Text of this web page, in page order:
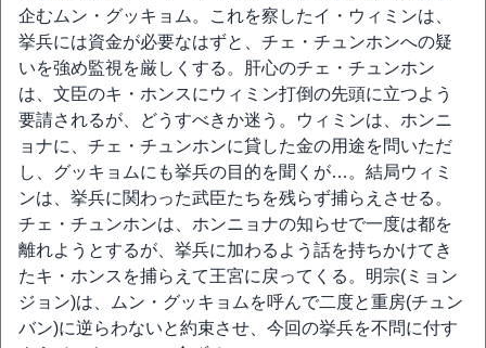
企むムン・グッキョム。これを察したイ・ウィミンは、
挙兵には資金が必要なはずと、チェ・チュンホンへの疑
いを強め監視を厳しくする。肝心のチェ・チュンホン
は、文臣のキ・ホンスにウィミン打倒の先頭に立つよう
要請されるが、どうすべきか迷う。ウィミンは、ホンニ
ョナに、チェ・チュンホンに貸した金の用途を問いただ
し、グッキョムにも挙兵の目的を聞くが…。結局ウィミ
ンは、挙兵に関わった武臣たちを残らず捕らえさせる。
チェ・チュンホンは、ホンニョナの知らせで一度は都を
離れようとするが、挙兵に加わるよう話を持ちかけてき
たキ・ホンスを捕らえて王宮に戻ってくる。明宗(ミョン
ジョン)は、ムン・グッキョムを呼んで二度と重房(チュン
バン)に逆らわないと約束させ、今回の挙兵を不問に付す